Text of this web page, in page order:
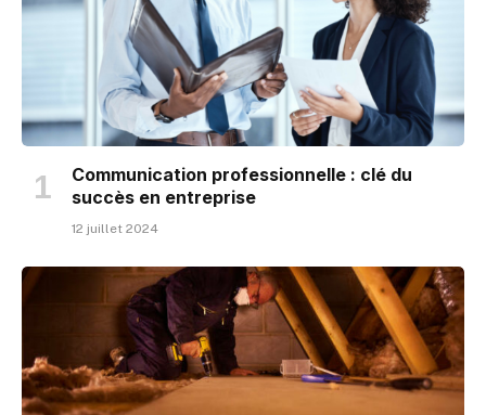
Communication professionnelle : clé du
succès en entreprise
12 juillet 2024